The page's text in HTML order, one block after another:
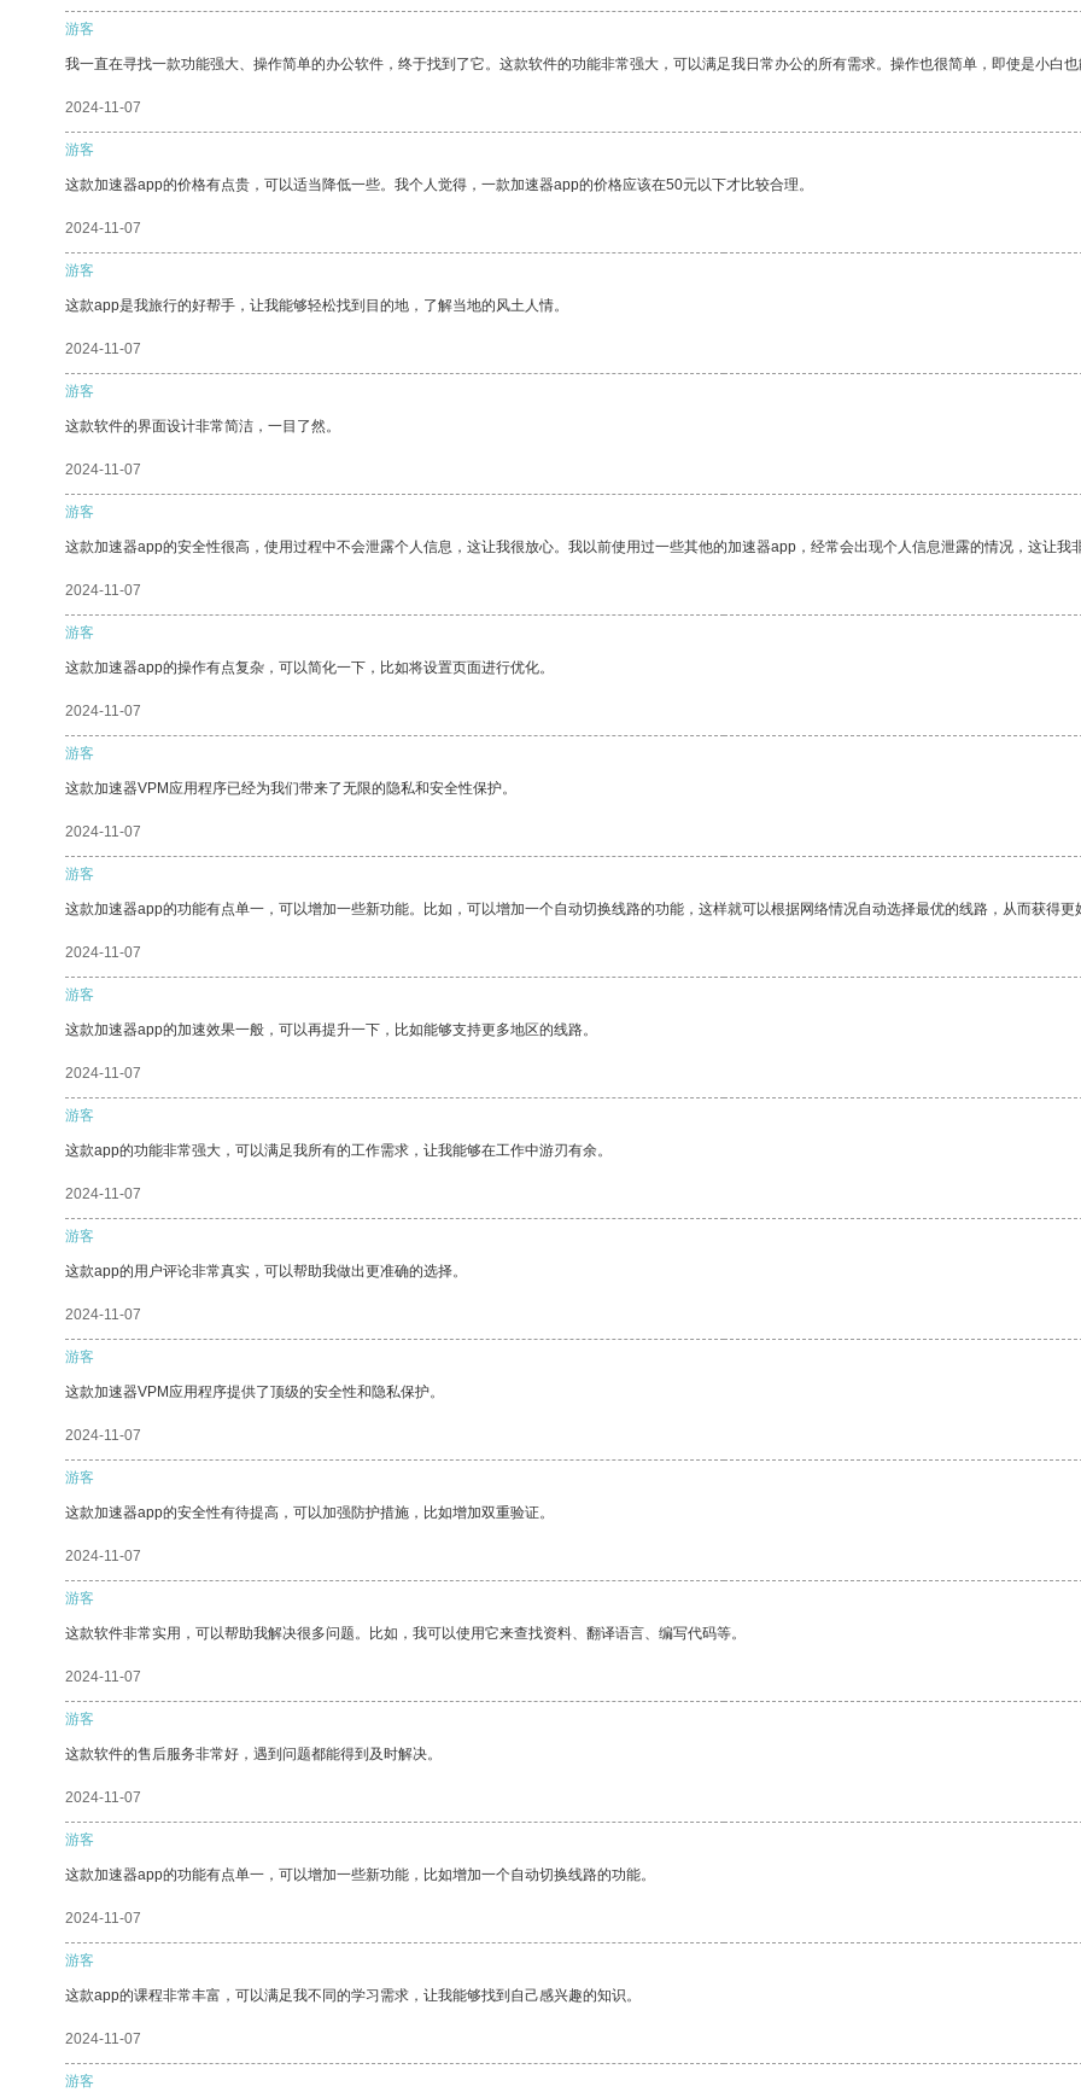
游客
我一直在寻找一款功能强大、操作简单的办公软件，终于找到了它。这款软件的功能非常强大，可以满足我日常办公的所有需求。操作也很简单，即使是小白也
2024-11-07
游客
这款加速器app的价格有点贵，可以适当降低一些。我个人觉得，一款加速器app的价格应该在50元以下才比较合理。
2024-11-07
游客
这款app是我旅行的好帮手，让我能够轻松找到目的地，了解当地的风土人情。
2024-11-07
游客
这款软件的界面设计非常简洁，一目了然。
2024-11-07
游客
这款加速器app的安全性很高，使用过程中不会泄露个人信息，这让我很放心。我以前使用过一些其他的加速器app，经常会出现个人信息泄露的情况，这让我
2024-11-07
游客
这款加速器app的操作有点复杂，可以简化一下，比如将设置页面进行优化。
2024-11-07
游客
这款加速器VPM应用程序已经为我们带来了无限的隐私和安全性保护。
2024-11-07
游客
这款加速器app的功能有点单一，可以增加一些新功能。比如，可以增加一个自动切换线路的功能，这样就可以根据网络情况自动选择最优的线路，从而获得更
2024-11-07
游客
这款加速器app的加速效果一般，可以再提升一下，比如能够支持更多地区的线路。
2024-11-07
游客
这款app的功能非常强大，可以满足我所有的工作需求，让我能够在工作中游刃有余。
2024-11-07
游客
这款app的用户评论非常真实，可以帮助我做出更准确的选择。
2024-11-07
游客
这款加速器VPM应用程序提供了顶级的安全性和隐私保护。
2024-11-07
游客
这款加速器app的安全性有待提高，可以加强防护措施，比如增加双重验证。
2024-11-07
游客
这款软件非常实用，可以帮助我解决很多问题。比如，我可以使用它来查找资料、翻译语言、编写代码等。
2024-11-07
游客
这款软件的售后服务非常好，遇到问题都能得到及时解决。
2024-11-07
游客
这款加速器app的功能有点单一，可以增加一些新功能，比如增加一个自动切换线路的功能。
2024-11-07
游客
这款app的课程非常丰富，可以满足我不同的学习需求，让我能够找到自己感兴趣的知识。
2024-11-07
游客